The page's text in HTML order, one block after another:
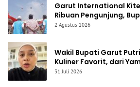
Garut International
Ribuan Pengunjung,
Makin Dikenal Dunia
2 Agustus 2026
Wakil Bupati Garut
Kuliner Favorit, dari
Mie Cirambay Cigedug
31 Juli 2026